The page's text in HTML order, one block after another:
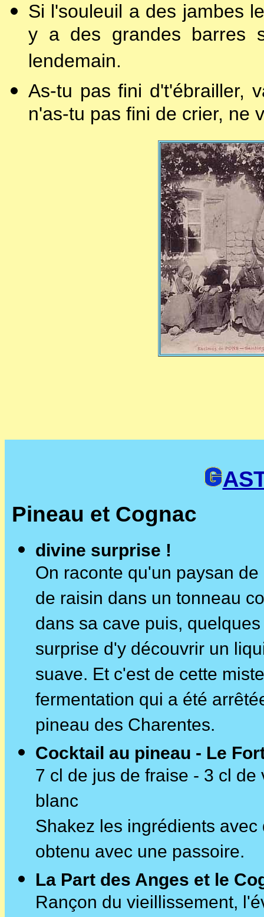
Si l'souleuil a des jambes
y a des grandes barres
lendemain.
As-tu pas fini d't'ébrailler,
n'as-tu pas fini de crier, ne
Pineau et Cognac
divine surprise !
On raconte qu'un paysan
de raisin dans un tonneau
dans sa cave puis,
surprise d'y découvrir un
suave. Et c'est de cette
fermentation qui a été
pineau des Charentes.
Cocktail au pineau - Le
7 cl de jus de fraise - 3 cl
blanc
Shakez les ingrédients
obtenu avec une passoire.
La Part des Anges et le
Rançon du vieillissement,